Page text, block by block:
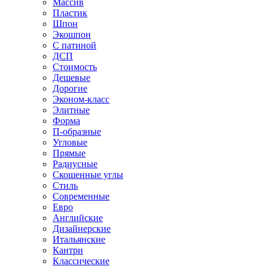
Массив
Пластик
Шпон
Экошпон
С патиной
ДСП
Стоимость
Дешевые
Дорогие
Эконом-класс
Элитные
Форма
П-образные
Угловые
Прямые
Радиусные
Скошенные углы
Стиль
Современные
Евро
Английские
Дизайнерские
Итальянские
Кантри
Классические